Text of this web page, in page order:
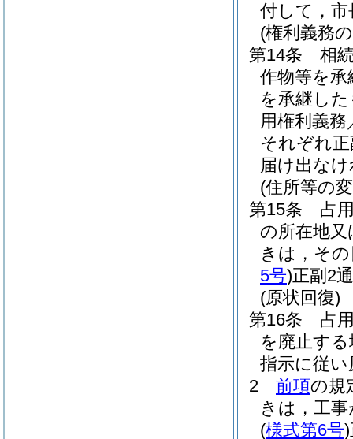
付して，
(権利義務
第14条
相
作物等を
を承継し
用権利義
それぞれ
届け出な
(住所等の
第15条
占
の所在地
きは，そ
5号)正副2
(原状回復)
第16条
占
を廃止す
指示に従
2
前項の規
きは，工
(様式第6号)